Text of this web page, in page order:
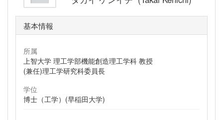
基本情報
所属
上智大学 理工学部機能創造理工学科 教授
(兼任)理工学研究科委員長
学位
博士（工学）(早稲田大学)